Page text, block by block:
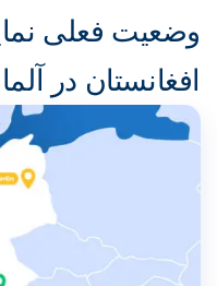
وضعیت فعلی
افغانستان در